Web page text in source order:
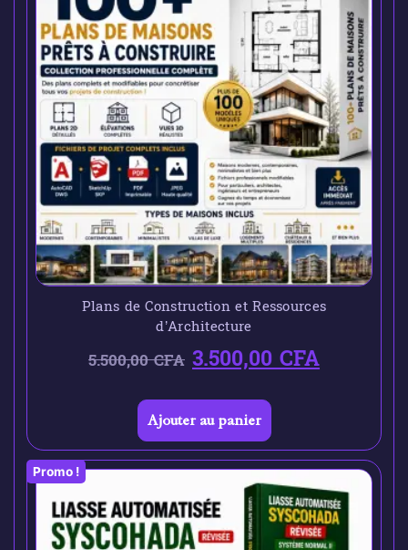
Plans de Construction et Ressources
d’Architecture
5.500,00CFA 3.500,00CFA
Ajouter au panier
Promo !